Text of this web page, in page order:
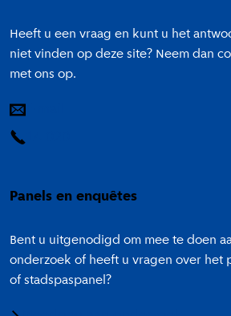
Heeft u een vraag en kunt u het
niet vinden op deze site? Neem dan
met ons op.
Panels en enquêtes
Bent u uitgenodigd om mee te doen
onderzoek of heeft u vragen over het
of stadspaspanel?